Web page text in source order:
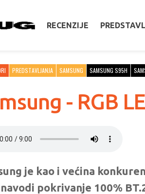
RECENZIJE
PREDSTAVLJANJA SAMSUNG SAMSUNG S95H
- RGB
je kao i većina
pokrivanje 100%